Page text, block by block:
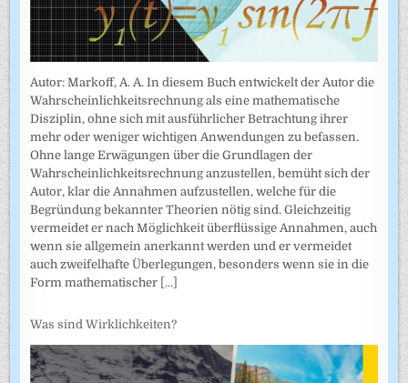
Autor: Markoff, A. A. In diesem Buch entwickelt der Autor die
Wahrscheinlichkeitsrechnung als eine mathematische
Disziplin, ohne sich mit ausführlicher Betrachtung ihrer
mehr oder weniger wichtigen Anwendungen zu befassen.
Ohne lange Erwägungen über die Grundlagen der
Wahrscheinlich­keitsrechnung anzustellen, bemüht sich der
Autor, klar die Annahmen auf­zustellen, welche für die
Begründung bekannter Theorien nötig sind. Gleichzeitig
vermeidet er nach Möglichkeit überflüssige Annahmen, auch
wenn sie allgemein anerkannt werden und er vermeidet
auch zweifel­hafte Überlegungen, besonders wenn sie in die
Form mathematischer [...]
Was sind Wirklichkeiten?